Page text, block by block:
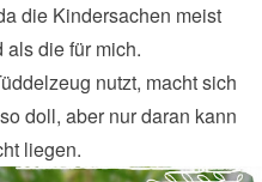
die Kindersachen meist
als die für mich.
nutzt, macht sich
doll, aber nur daran kann
liegen.